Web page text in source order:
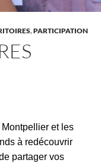
,PARTICIPATION
et les
à redécouvrir
partager vos